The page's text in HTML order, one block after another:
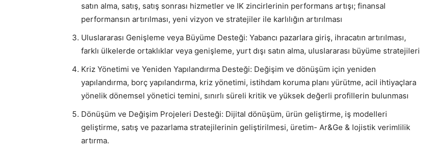
satın alma, satış, satış sonrası hizmetler ve IK zincirlerinin performans artışı; finansal
performansın artırılması, yeni vizyon ve stratejiler ile karlılığın artırılması
Uluslararası Genişleme veya Büyüme Desteği: Yabancı pazarlara giriş, ihracatın artırılması,
farklı ülkelerde ortaklıklar veya genişleme, yurt dışı satın alma, uluslararası büyüme stratejileri
Kriz Yönetimi ve Yeniden Yapılandırma Desteği: Değişim ve dönüşüm için yeniden
yapılandırma, borç yapılandırma, kriz yönetimi, istihdam koruma planı yürütme, acil ihtiyaçlara
yönelik dönemsel yönetici temini, sınırlı süreli kritik ve yüksek değerli profillerin bulunması
Dönüşüm ve Değişim Projeleri Desteği: Dijital dönüşüm, ürün geliştirme, iş modelleri
geliştirme, satış ve pazarlama stratejilerinin geliştirilmesi, üretim- Ar&Ge & lojistik verimlilik
artırma.